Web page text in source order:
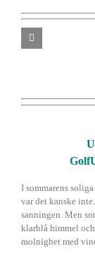
I sommarens
var det kanske
sanningen. Men
klarblå himmel
molnighet med